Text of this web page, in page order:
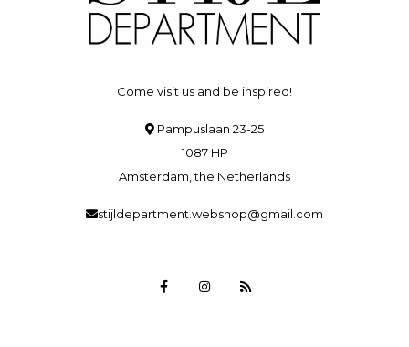
Come visit us and be inspired!
Pampuslaan 23-25
1087 HP
Amsterdam, the Netherlands
stijldepartment.webshop@gmail.com